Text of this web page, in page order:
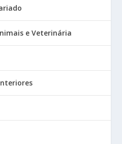
e Veterinária